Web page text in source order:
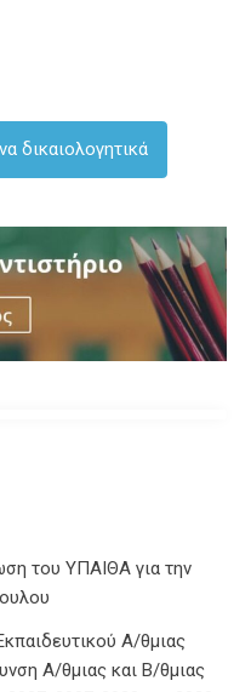
δικαιολογητικά
του ΥΠΑΙΘΑ για την
Α/θμιας
Α/θμιας και Β/θμιας